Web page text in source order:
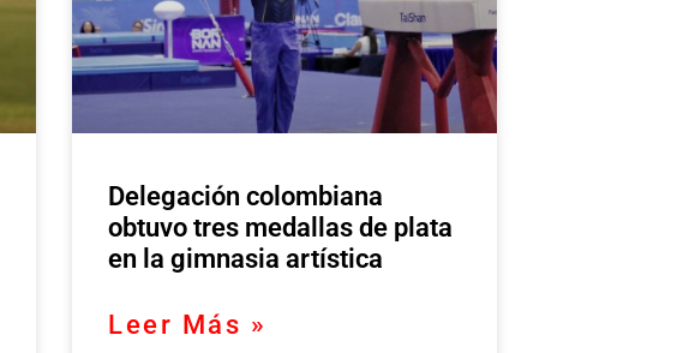
Delegación colombiana
obtuvo tres medallas de plata
en la gimnasia artística
Leer Más »